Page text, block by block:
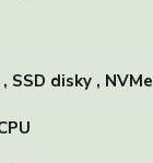
SSD disky , NVMe